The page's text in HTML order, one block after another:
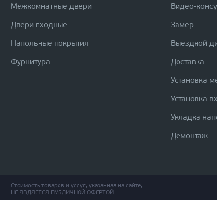
Межкомнатные двери
Двери входные
Напольные покрытия
Фурнитура
Видео-
Замер
Выездной
Доставка
Установка
Установка
Укладка
Демонтаж
Стоимость товаров и услуг, указанная на сайте,
НЕ ЯВЛЯЕТСЯ ПУБЛИЧНОЙ ОФЕРТОЙ